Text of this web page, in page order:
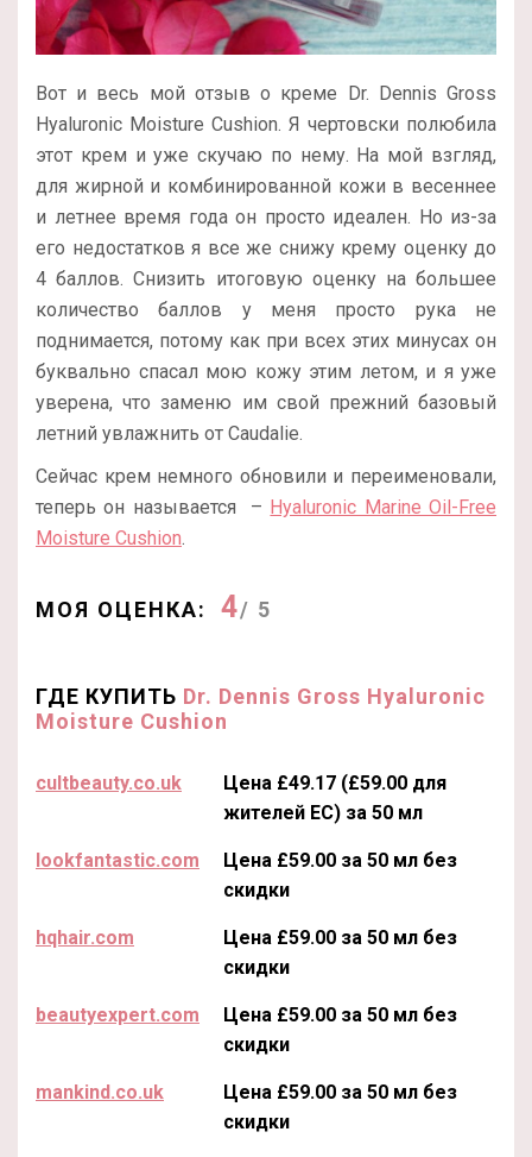
Вот и весь мой отзыв о креме Dr. Dennis Gross
Hyaluronic Moisture Cushion. Я чертовски полюбила
этот крем и уже скучаю по нему. На мой взгляд,
для жирной и комбинированной кожи в весеннее
и летнее время года он просто идеален. Но из-за
его недостатков я все же снижу крему оценку до
4 баллов. Снизить итоговую оценку на большее
количество баллов у меня просто рука не
поднимается, потому как при всех этих минусах он
буквально спасал мою кожу этим летом, и я уже
уверена, что заменю им свой прежний базовый
летний увлажнить от Caudalie.
Сейчас крем немного обновили и переименовали,
теперь он называется – Hyaluronic Marine Oil-Free
Moisture Cushion.
МОЯ ОЦЕНКА: 4/ 5
ГДЕ КУПИТЬ Dr. Dennis Gross Hyaluronic
Moisture Cushion
cultbeauty.co.uk
Цена £49.17 (£59.00 для
жителей ЕС) за 50 мл
lookfantastic.com
Цена £59.00 за 50 мл без
скидки
hqhair.com
Цена £59.00 за 50 мл без
скидки
beautyexpert.com
Цена £59.00 за 50 мл без
скидки
mankind.co.uk
Цена £59.00 за 50 мл без
скидки